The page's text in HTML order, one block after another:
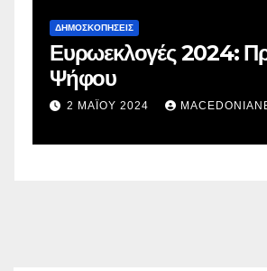
ΔΗΜΟΣΚΟΠΉΣΕΙΣ
Ευρωεκλογές 2024:
Ψήφου
2 ΜΑΪ́ΟΥ 2024